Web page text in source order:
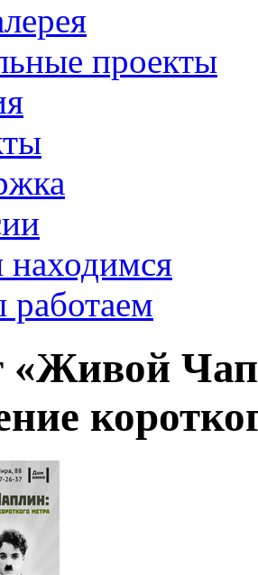
проекты
«Живой